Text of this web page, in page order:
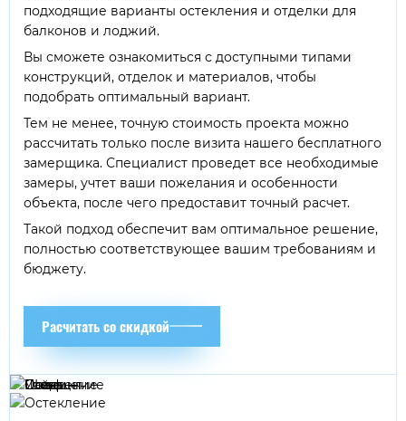
подходящие варианты остекления и отделки для
балконов и лоджий.
Вы сможете ознакомиться с доступными типами
конструкций, отделок и материалов, чтобы
подобрать оптимальный вариант.
Тем не менее, точную стоимость проекта можно
рассчитать только после визита нашего бесплатного
замерщика. Специалист проведет все необходимые
замеры, учтет ваши пожелания и особенности
объекта, после чего предоставит точный расчет.
Такой подход обеспечит вам оптимальное решение,
полностью соответствующее вашим требованиям и
бюджету.
Расчитать со скидкой